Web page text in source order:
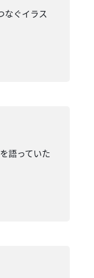
なぐイラス
語っていた